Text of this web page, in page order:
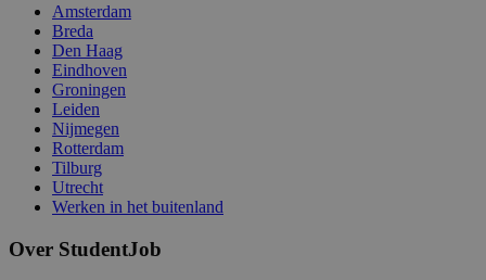
Amsterdam
Breda
Den Haag
Eindhoven
Groningen
Leiden
Nijmegen
Rotterdam
Tilburg
Utrecht
Werken in het buitenland
Over StudentJob